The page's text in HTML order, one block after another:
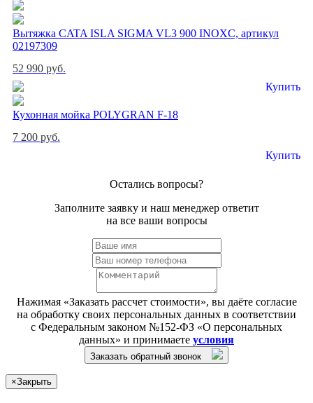
Вытяжка CATA ISLA SIGMA VL3 900 INOXC, артикул
02197309
52 990 руб.
Купить
Кухонная мойка POLYGRAN F-18
7 200 руб.
Купить
Остались вопросы?
Заполните заявку и наш менеджер ответит
на все ваши вопросы
Нажимая «Заказать рассчет стоимости», вы даёте согласие
на обработку своих персональных данных в соответствии
с Федеральным законом №152-ФЗ «О персональных
данных» и принимаете условия
Заказать обратный звонок
×Закрыть